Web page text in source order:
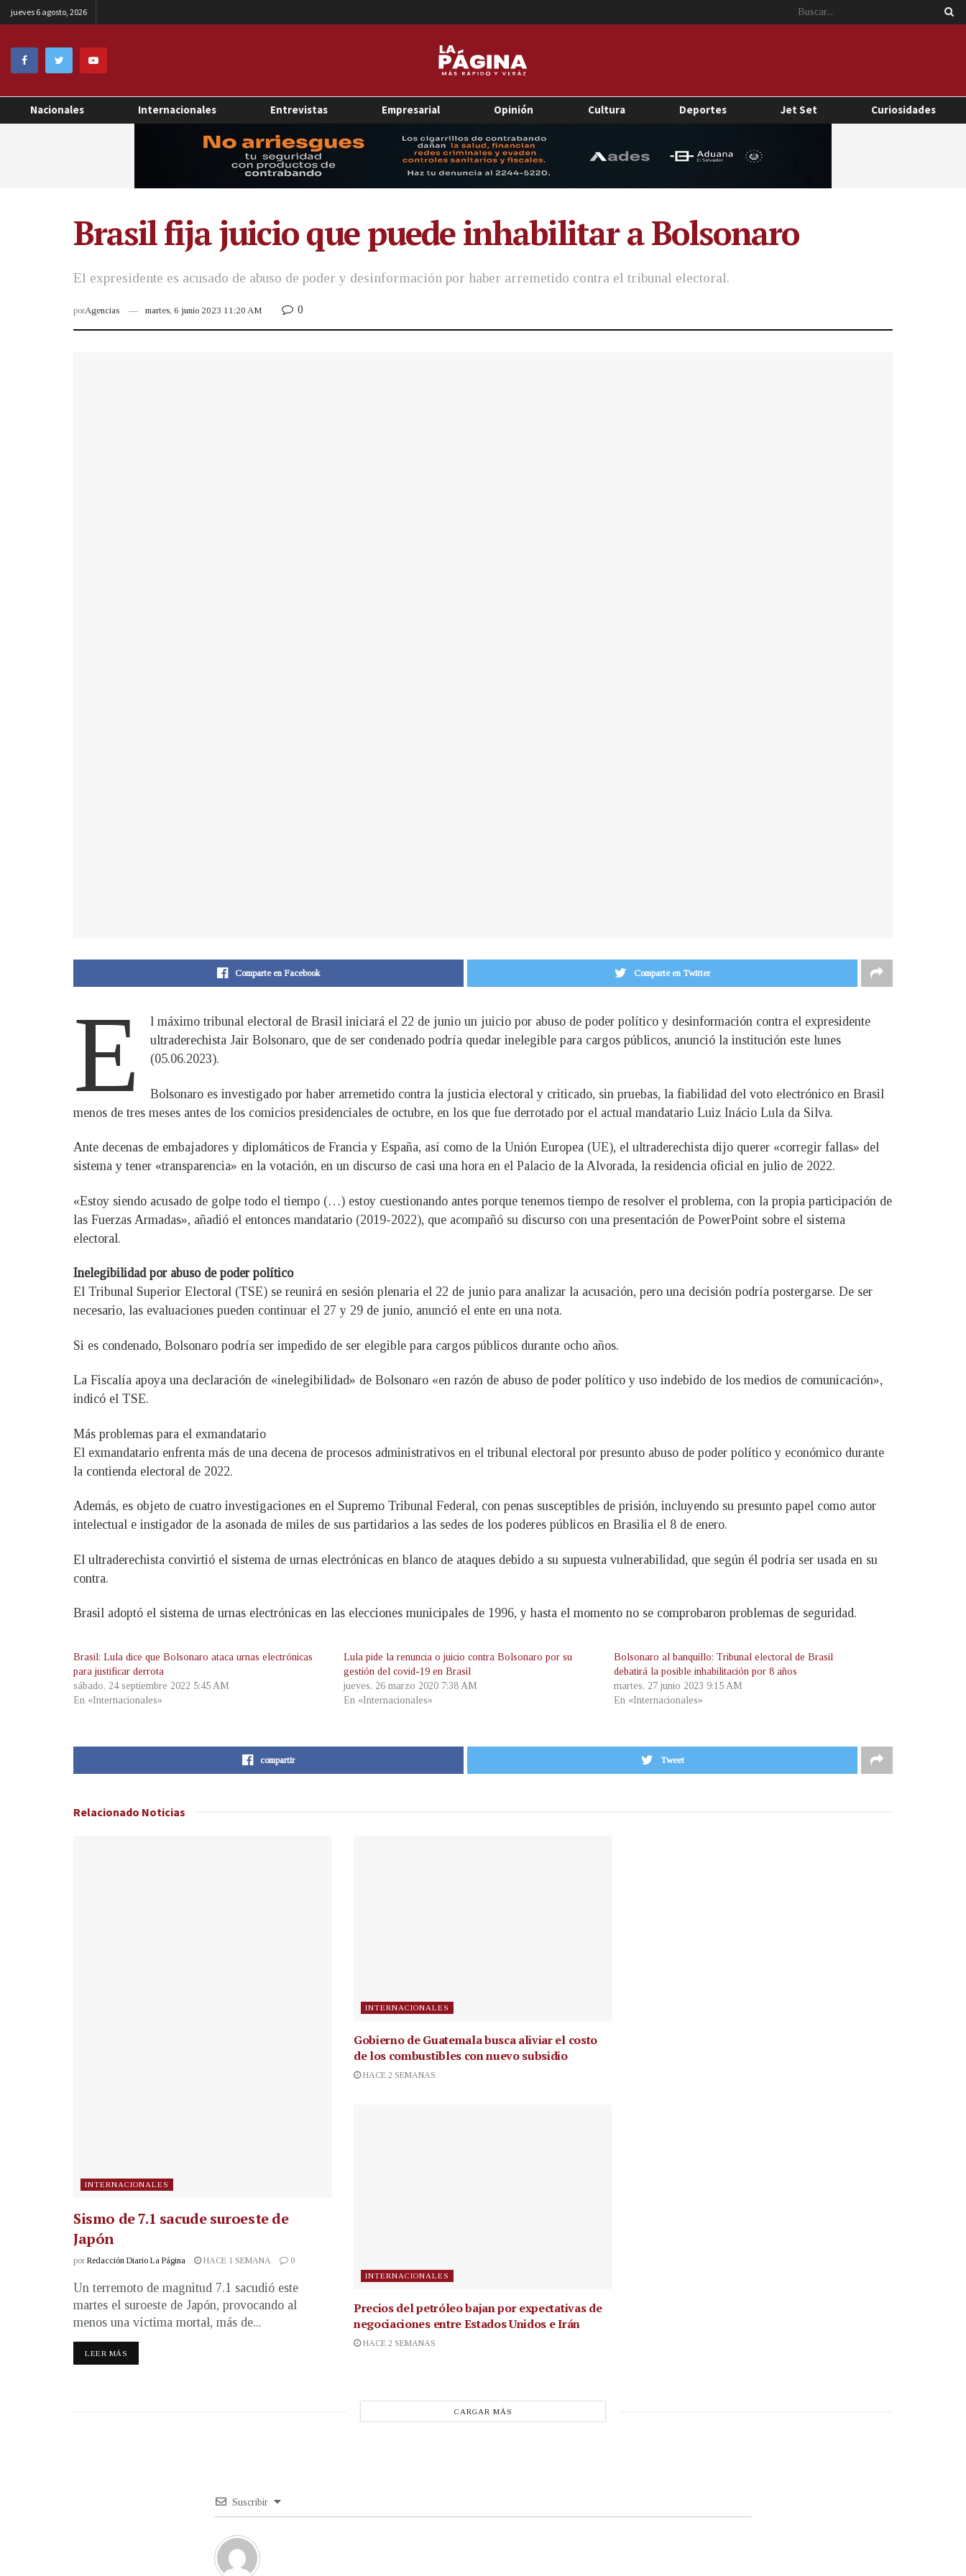
jueves 6 agosto, 2026
Nacionales Internacionales Entrevistas Empresarial Opinión Cultura Deportes Jet Set Curiosidades
Brasil fija juicio que puede inhabilitar a Bolsonaro
El expresidente es acusado de abuso de poder y desinformación por haber arremetido contra el tribunal electoral.
porAgencias martes, 6 junio 2023 11:20 AM 0
Comparte en Facebook Comparte en Twitter
E
l máximo tribunal electoral de Brasil iniciará el 22 de junio un juicio por abuso de poder político y desinformación contra el expresidente
ultraderechista Jair Bolsonaro, que de ser condenado podría quedar inelegible para cargos públicos, anunció la institución este lunes
(05.06.2023).
Bolsonaro es investigado por haber arremetido contra la justicia electoral y criticado, sin pruebas, la fiabilidad del voto electrónico en Brasil
menos de tres meses antes de los comicios presidenciales de octubre, en los que fue derrotado por el actual mandatario Luiz Inácio Lula da Silva.
Ante decenas de embajadores y diplomáticos de Francia y España, así como de la Unión Europea (UE), el ultraderechista dijo querer «corregir fallas» del
sistema y tener «transparencia» en la votación, en un discurso de casi una hora en el Palacio de la Alvorada, la residencia oficial en julio de 2022.
«Estoy siendo acusado de golpe todo el tiempo (…) estoy cuestionando antes porque tenemos tiempo de resolver el problema, con la propia participación de
las Fuerzas Armadas», añadió el entonces mandatario (2019-2022), que acompañó su discurso con una presentación de PowerPoint sobre el sistema
electoral.
Inelegibilidad por abuso de poder político
El Tribunal Superior Electoral (TSE) se reunirá en sesión plenaria el 22 de junio para analizar la acusación, pero una decisión podría postergarse. De ser
necesario, las evaluaciones pueden continuar el 27 y 29 de junio, anunció el ente en una nota.
Si es condenado, Bolsonaro podría ser impedido de ser elegible para cargos públicos durante ocho años.
La Fiscalía apoya una declaración de «inelegibilidad» de Bolsonaro «en razón de abuso de poder político y uso indebido de los medios de comunicación»,
indicó el TSE.
Más problemas para el exmandatario
El exmandatario enfrenta más de una decena de procesos administrativos en el tribunal electoral por presunto abuso de poder político y económico durante
la contienda electoral de 2022.
Además, es objeto de cuatro investigaciones en el Supremo Tribunal Federal, con penas susceptibles de prisión, incluyendo su presunto papel como autor
intelectual e instigador de la asonada de miles de sus partidarios a las sedes de los poderes públicos en Brasilia el 8 de enero.
El ultraderechista convirtió el sistema de urnas electrónicas en blanco de ataques debido a su supuesta vulnerabilidad, que según él podría ser usada en su
contra.
Brasil adoptó el sistema de urnas electrónicas en las elecciones municipales de 1996, y hasta el momento no se comprobaron problemas de seguridad.
Brasil: Lula dice que Bolsonaro ataca urnas electrónicas
para justificar derrota
sábado, 24 septiembre 2022 5:45 AM
En «Internacionales»
Lula pide la renuncia o juicio contra Bolsonaro por su
gestión del covid-19 en Brasil
jueves, 26 marzo 2020 7:38 AM
En «Internacionales»
Bolsonaro al banquillo: Tribunal electoral de Brasil
debatirá la posible inhabilitación por 8 años
martes, 27 junio 2023 9:15 AM
En «Internacionales»
compartir Tweet
Relacionado Noticias
INTERNACIONALES
Sismo de 7.1 sacude suroeste de
Japón
por Redacción Diario La Página HACE 1 SEMANA 0
Un terremoto de magnitud 7.1 sacudió este
martes el suroeste de Japón, provocando al
menos una víctima mortal, más de...
LEER MÁS
INTERNACIONALES
Gobierno de Guatemala busca aliviar el costo
de los combustibles con nuevo subsidio
HACE 2 SEMANAS
INTERNACIONALES
Precios del petróleo bajan por expectativas de
negociaciones entre Estados Unidos e Irán
HACE 2 SEMANAS
CARGAR MÁS
Suscribir